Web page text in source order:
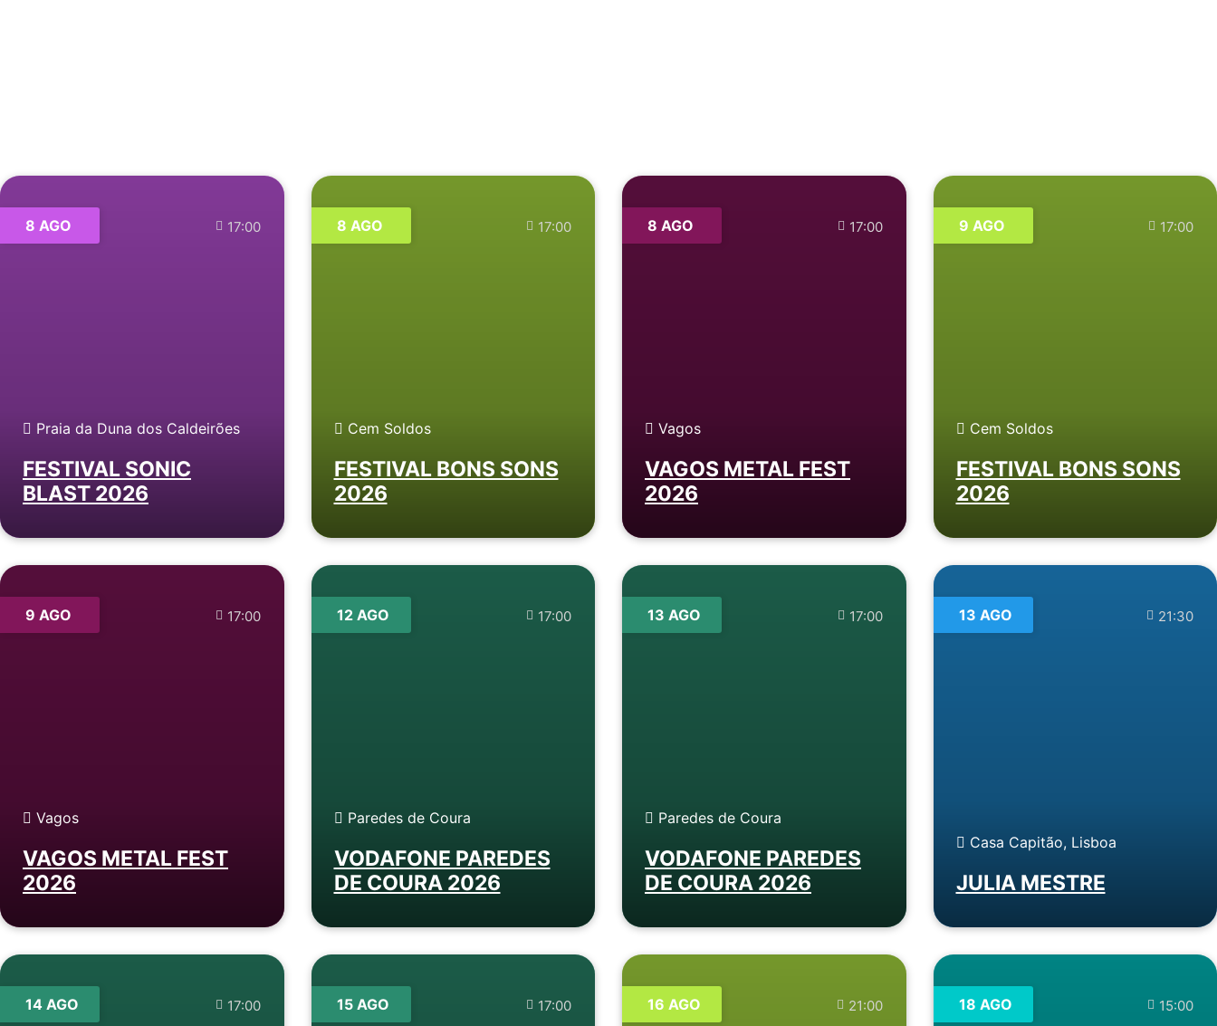
8 AGO 17:00
Praia da Duna dos Caldeirões
FESTIVAL SONIC
BLAST 2026
8 AGO 17:00
Cem Soldos
FESTIVAL BONS SONS
2026
8 AGO 17:00
Vagos
VAGOS METAL FEST
2026
9 AGO 17:00
Cem Soldos
FESTIVAL BONS SONS
2026
9 AGO 17:00
Vagos
VAGOS METAL FEST
2026
12 AGO 17:00
Paredes de Coura
VODAFONE PAREDES
DE COURA 2026
13 AGO 17:00
Paredes de Coura
VODAFONE PAREDES
DE COURA 2026
13 AGO 21:30
Casa Capitão, Lisboa
JULIA MESTRE
14 AGO 17:00 15 AGO 17:00 16 AGO 21:00 18 AGO 15:00